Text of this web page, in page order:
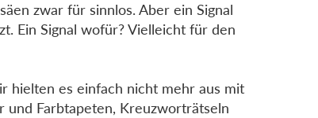
zwar für sinnlos. Aber ein Signal
Ein Signal wofür? Vielleicht für den
hielten es einfach nicht mehr aus mit
und Farbtapeten, Kreuzworträtseln